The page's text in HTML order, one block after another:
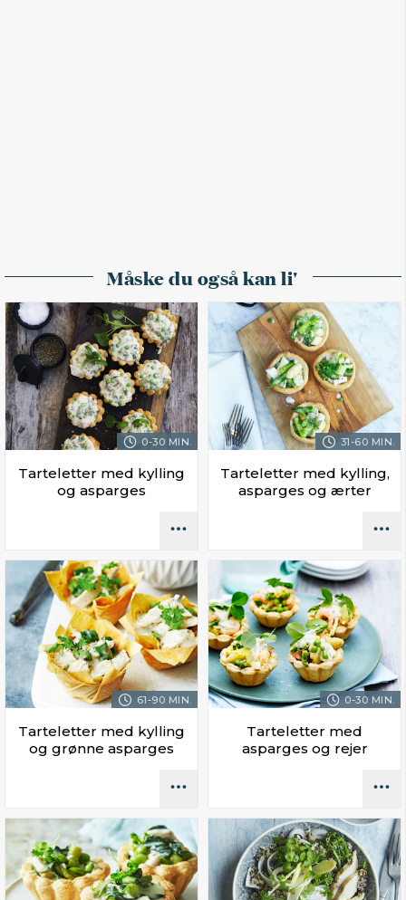
Måske du også kan li'
0-30 MIN.
Tarteletter med kylling
og asparges
31-60 MIN.
Tarteletter med kylling,
asparges og ærter
61-90 MIN.
Tarteletter med kylling
og grønne asparges
0-30 MIN.
Tarteletter med
asparges og rejer